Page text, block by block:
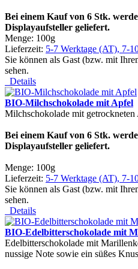
Bei einem Kauf von 6 Stk.
Displayaufsteller geliefert.
Menge: 100g
Lieferzeit: 5-7 Werktage (AT), 7-
Sie können als Gast (bzw. mit
sehen.
Details
BIO-Milchschokolade mit Apfel
Milchschokolade mit
Bei einem Kauf von 6 Stk.
Displayaufsteller geliefert.
Menge: 100g
Lieferzeit: 5-7 Werktage (AT), 7-
Sie können als Gast (bzw. mit
sehen.
Details
BIO-Edelbitterschokolade mit
Edelbitterschokolade mit
nussige Note sowie ein süßes